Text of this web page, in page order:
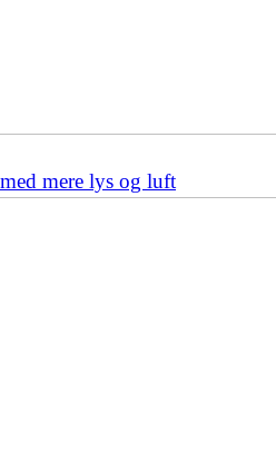
mere lys og luft